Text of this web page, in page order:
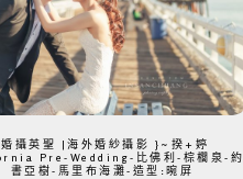
攝英聖 |海外婚紗攝影 }~揆+婷
Pre-Wedding-比佛利-棕櫚泉-約
書亞樹-馬里布海灘-造型:晼屏